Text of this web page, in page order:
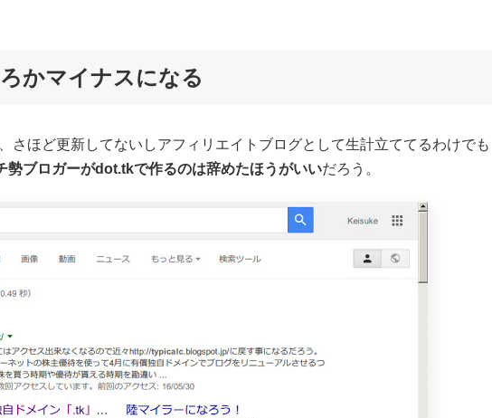
かマイナスになる
さほど更新してないしアフィリエイトブログとして生計立ててるわけでも
勢ブロガーがdot.tkで作るのは辞めたほうがいいだろう。